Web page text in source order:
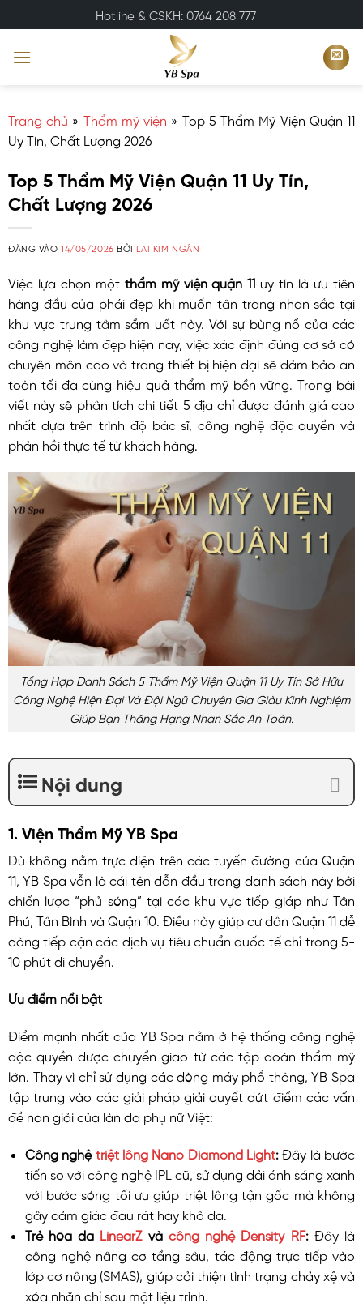
qua
nội
Hotline & CSKH: 0764 208 777
Trang chủ » Thẩm mỹ viện » Top 5 Thẩm Mỹ Viện Quận 11
Uy Tín, Chất Lượng 2026
Top 5 Thẩm Mỹ Viện Quận 11 Uy Tín,
Chất Lượng 2026
ĐĂNG VÀO14/05/2026 BỞI LAI KIM NGÂN
Việc lựa chọn một thẩm mỹ viện quận 11 uy tín là ưu tiên
hàng đầu của phái đẹp khi muốn tân trang nhan sắc tại
khu vực trung tâm sầm uất này. Với sự bùng nổ của các
công nghệ làm đẹp hiện nay, việc xác định đúng cơ sở có
chuyên môn cao và trang thiết bị hiện đại sẽ đảm bảo an
toàn tối đa cùng hiệu quả thẩm mỹ bền vững. Trong bài
viết này sẽ phân tích chi tiết 5 địa chỉ được đánh giá cao
nhất dựa trên trình độ bác sĩ, công nghệ độc quyền và
phản hồi thực tế từ khách hàng.
Tổng Hợp Danh Sách 5 Thẩm Mỹ Viện Quận 11 Uy Tín Sở Hữu
Công Nghệ Hiện Đại Và Đội Ngũ Chuyên Gia Giàu Kinh Nghiệm
Giúp Bạn Thăng Hạng Nhan Sắc An Toàn.
Nội dung
1. Viện Thẩm Mỹ YB Spa
Dù không nằm trực diện trên các tuyến đường của Quận
11, YB Spa vẫn là cái tên dẫn đầu trong danh sách này bởi
chiến lược “phủ sóng” tại các khu vực tiếp giáp như Tân
Phú, Tân Bình và Quận 10. Điều này giúp cư dân Quận 11 dễ
dàng tiếp cận các dịch vụ tiêu chuẩn quốc tế chỉ trong 5-
10 phút di chuyển.
Ưu điểm nổi bật
Điểm mạnh nhất của YB Spa nằm ở hệ thống công nghệ
độc quyền được chuyển giao từ các tập đoàn thẩm mỹ
lớn. Thay vì chỉ sử dụng các dòng máy phổ thông, YB Spa
tập trung vào các giải pháp giải quyết dứt điểm các vấn
đề nan giải của làn da phụ nữ Việt:
Công nghệ triệt lông Nano Diamond Light:Đây là bước
tiến so với công nghệ IPL cũ, sử dụng dải ánh sáng xanh
với bước sóng tối ưu giúp triệt lông tận gốc mà không
gây cảm giác đau rát hay khô da.
Trẻ hóa da LinearZvà công nghệ Density RF: Đây là
công nghệ nâng cơ tầng sâu, tác động trực tiếp vào
lớp cơ nông (SMAS), giúp cải thiện tình trạng chảy xệ và
xóa nhăn chỉ sau một liệu trình.